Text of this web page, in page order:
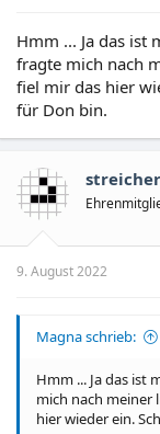
Hmm ... Ja das ist
fragte mich nach
fiel mir das hier
für Don bin.
streicher
9. August 2022
Magna schrieb:
Hmm ... Ja das ist
mich nach meiner
hier wieder ein.